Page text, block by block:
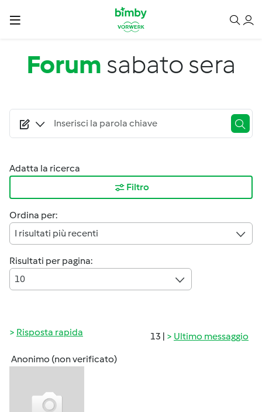
Salta al contenuto principale
Forum sabato sera
Adatta la ricerca
Filtro
Ordina per:
I risultati più recenti
Risultati per pagina:
10
13 | Ultimo messaggio
Risposta rapida
Anonimo (non verificato)